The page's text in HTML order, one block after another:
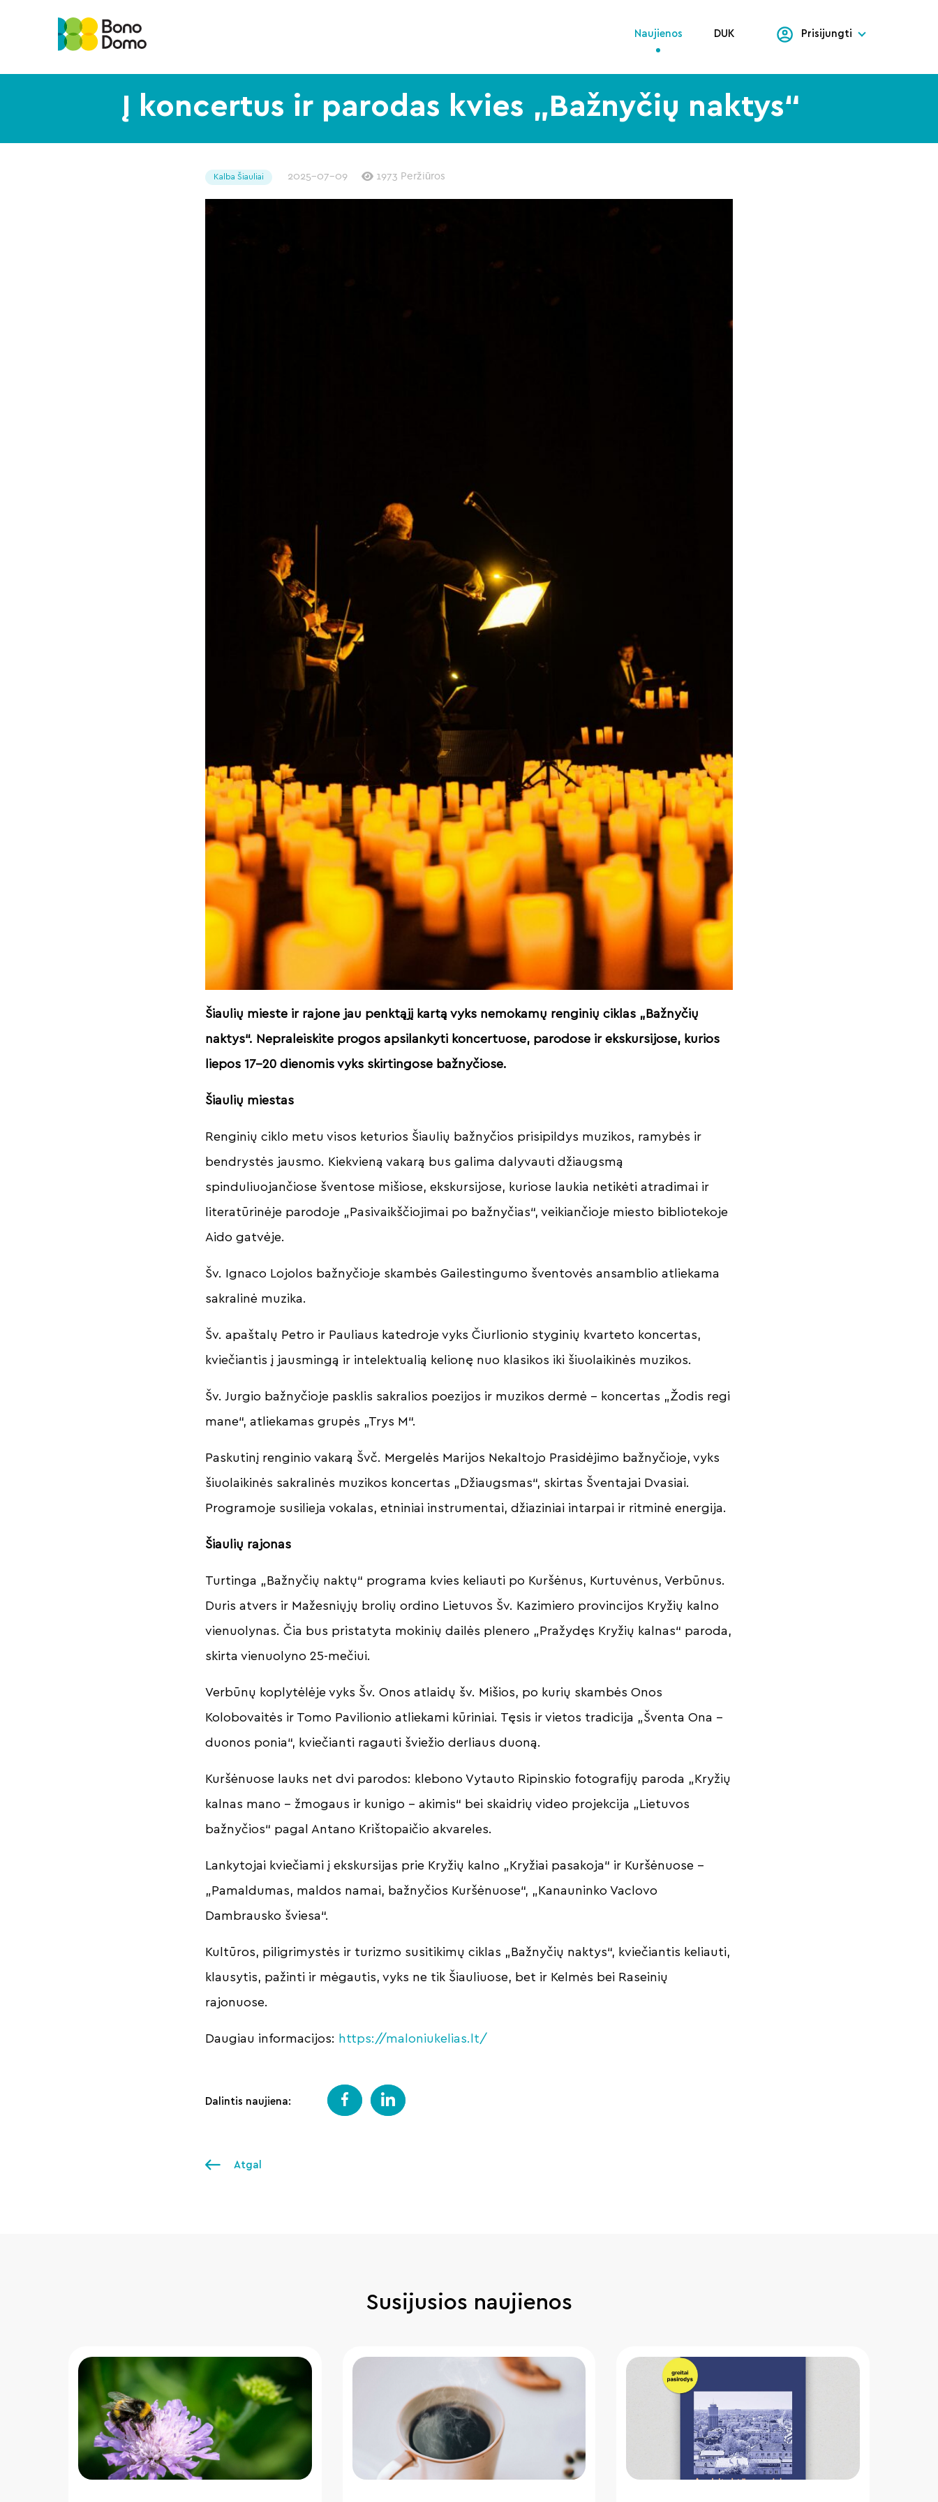
Naujienos DUK Prisijungti
Į koncertus ir parodas kvies „Bažnyčių naktys“
Kalba Šiauliai 2025-07-09 1973 Peržiūros
Šiaulių mieste ir rajone jau penktąjį kartą vyks nemokamų renginių ciklas „Bažnyčių
naktys“. Nepraleiskite progos apsilankyti koncertuose, parodose ir ekskursijose, kurios
liepos 17–20 dienomis vyks skirtingose bažnyčiose.
Šiaulių miestas
Renginių ciklo metu visos keturios Šiaulių bažnyčios prisipildys muzikos, ramybės ir
bendrystės jausmo. Kiekvieną vakarą bus galima dalyvauti džiaugsmą
spinduliuojančiose šventose mišiose, ekskursijose, kuriose laukia netikėti atradimai ir
literatūrinėje parodoje „Pasivaikščiojimai po bažnyčias“, veikiančioje miesto bibliotekoje
Aido gatvėje.
Šv. Ignaco Lojolos bažnyčioje skambės Gailestingumo šventovės ansamblio atliekama
sakralinė muzika.
Šv. apaštalų Petro ir Pauliaus katedroje vyks Čiurlionio styginių kvarteto koncertas,
kviečiantis į jausmingą ir intelektualią kelionę nuo klasikos iki šiuolaikinės muzikos.
Šv. Jurgio bažnyčioje pasklis sakralios poezijos ir muzikos dermė – koncertas „Žodis regi
mane“, atliekamas grupės „Trys M“.
Paskutinį renginio vakarą Švč. Mergelės Marijos Nekaltojo Prasidėjimo bažnyčioje, vyks
šiuolaikinės sakralinės muzikos koncertas „Džiaugsmas“, skirtas Šventajai Dvasiai.
Programoje susilieja vokalas, etniniai instrumentai, džiaziniai intarpai ir ritminė energija.
Šiaulių rajonas
Turtinga „Bažnyčių naktų“ programa kvies keliauti po Kuršėnus, Kurtuvėnus, Verbūnus.
Duris atvers ir Mažesniųjų brolių ordino Lietuvos Šv. Kazimiero provincijos Kryžių kalno
vienuolynas. Čia bus pristatyta mokinių dailės plenero „Pražydęs Kryžių kalnas“ paroda,
skirta vienuolyno 25-mečiui.
Verbūnų koplytėlėje vyks Šv. Onos atlaidų šv. Mišios, po kurių skambės Onos
Kolobovaitės ir Tomo Pavilionio atliekami kūriniai. Tęsis ir vietos tradicija „Šventa Ona –
duonos ponia“, kviečianti ragauti šviežio derliaus duoną.
Kuršėnuose lauks net dvi parodos: klebono Vytauto Ripinskio fotografijų paroda „Kryžių
kalnas mano – žmogaus ir kunigo – akimis“ bei skaidrių video projekcija „Lietuvos
bažnyčios“ pagal Antano Krištopaičio akvareles.
Lankytojai kviečiami į ekskursijas prie Kryžių kalno „Kryžiai pasakoja“ ir Kuršėnuose –
„Pamaldumas, maldos namai, bažnyčios Kuršėnuose“, „Kanauninko Vaclovo
Dambrausko šviesa“.
Kultūros, piligrimystės ir turizmo susitikimų ciklas „Bažnyčių naktys“, kviečiantis keliauti,
klausytis, pažinti ir mėgautis, vyks ne tik Šiauliuose, bet ir Kelmės bei Raseinių
rajonuose.
Daugiau informacijos: https://maloniukelias.lt/
Dalintis naujiena:
Atgal
Susijusios naujienos